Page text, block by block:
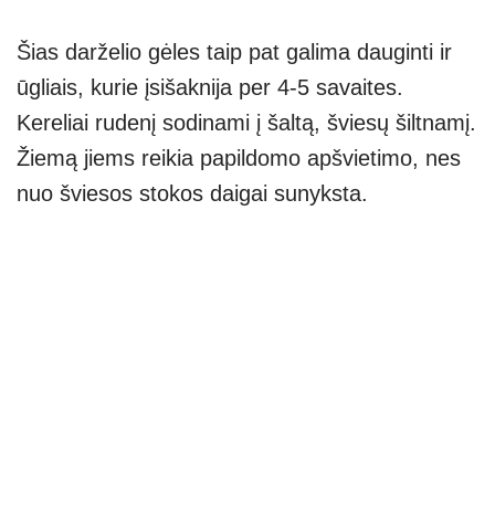
Šias darželio gėles taip pat galima dauginti ir
ūgliais, kurie įsišaknija per 4-5 savaites.
Kereliai rudenį sodinami į šaltą, šviesų šiltnamį.
Žiemą jiems reikia papildomo apšvietimo, nes
nuo šviesos stokos daigai sunyksta.